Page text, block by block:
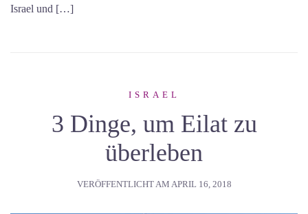
Israel und […]
ISRAEL
3 Dinge, um Eilat zu
überleben
VERÖFFENTLICHT AM APRIL 16, 2018